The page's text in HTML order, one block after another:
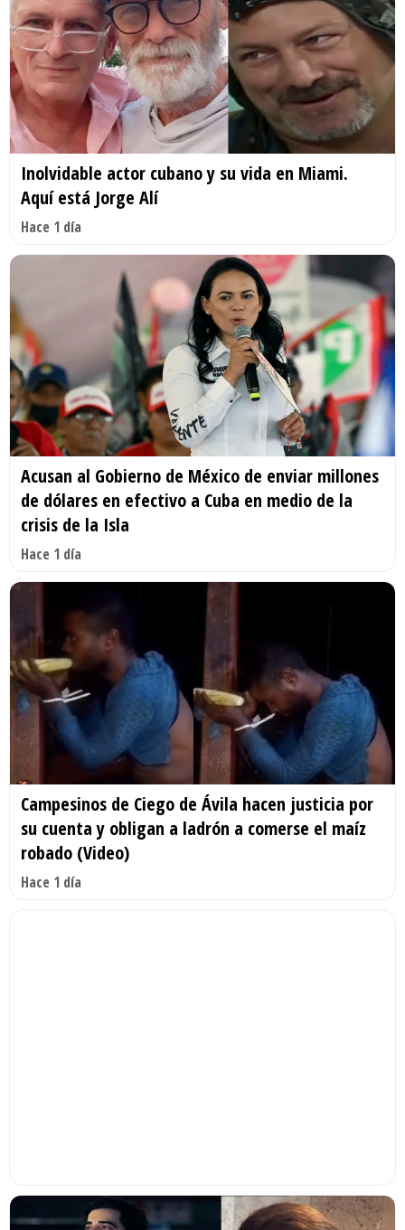
Inolvidable actor cubano y su vida en Miami.
Aquí está Jorge Alí
Hace 1 día
Acusan al Gobierno de México de enviar millones
de dólares en efectivo a Cuba en medio de la
crisis de la Isla
Hace 1 día
Campesinos de Ciego de Ávila hacen justicia por
su cuenta y obligan a ladrón a comerse el maíz
robado (Video)
Hace 1 día